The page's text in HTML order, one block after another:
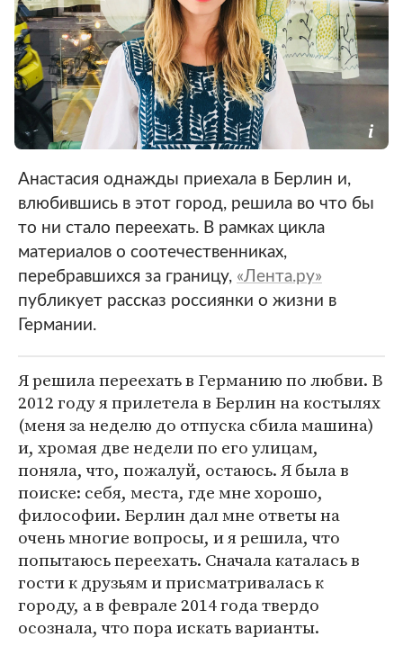
Анастасия однажды приехала в Берлин и,
влюбившись в этот город, решила во что бы
то ни стало переехать. В рамках цикла
материалов о соотечественниках,
перебравшихся за границу, «Лента.ру»
публикует рассказ россиянки о жизни в
Германии.
Я решила переехать в Германию по любви. В
2012 году я прилетела в Берлин на костылях
(меня за неделю до отпуска сбила машина)
и, хромая две недели по его улицам,
поняла, что, пожалуй, остаюсь. Я была в
поиске: себя, места, где мне хорошо,
философии. Берлин дал мне ответы на
очень многие вопросы, и я решила, что
попытаюсь переехать. Сначала каталась в
гости к друзьям и присматривалась к
городу, а в феврале 2014 года твердо
осознала, что пора искать варианты.